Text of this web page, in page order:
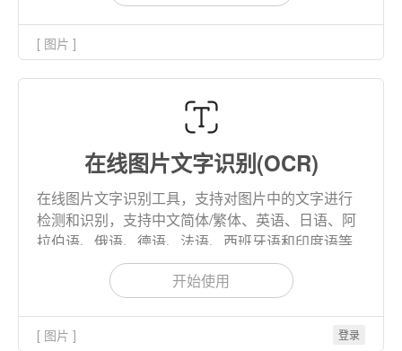
[ 图片 ]
在线图片文字识别(OCR)
在线图片文字识别工具，支持对图片中的文字进行
检测和识别，支持中文简体/繁体、英语、日语、阿
拉伯语、俄语、德语、法语、西班牙语和印度语等
多种语言的文字识别。
开始使用
[ 图片 ] 登录